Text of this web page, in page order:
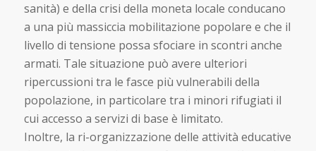
sanità) e della crisi della moneta locale conducano
a una più massiccia mobilitazione popolare e che il
livello di tensione possa sfociare in scontri anche
armati. Tale situazione può avere ulteriori
ripercussioni tra le fasce più vulnerabili della
popolazione, in particolare tra i minori rifugiati il
cui accesso a servizi di base è limitato.
Inoltre, la ri-organizzazione delle attività educative